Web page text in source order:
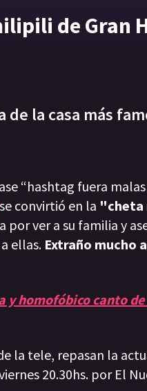
de Gran
de la casa más
“hashtag fuera malas
se convirtió en la "cheta
por ver a su familia y
ellas. Extraño mucho
y homofóbico canto
la tele, repasan la
20.30hs. por El